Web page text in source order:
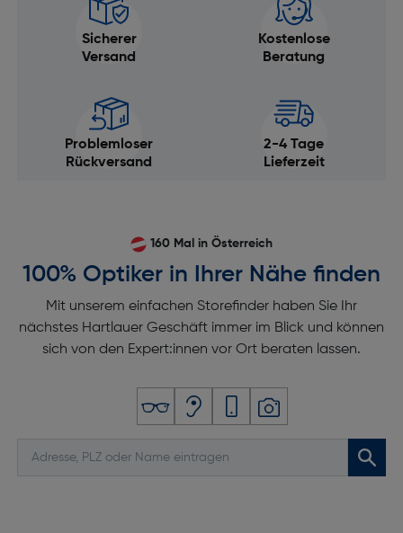
Sicherer
Versand
Kostenlose
Beratung
Problemloser
Rückversand
2-4 Tage
Lieferzeit
160 Mal in Österreich
100% Optiker in Ihrer Nähe finden
Mit unserem einfachen Storefinder haben Sie Ihr
nächstes Hartlauer Geschäft immer im Blick und können
sich von den Expert:innen vor Ort beraten lassen.